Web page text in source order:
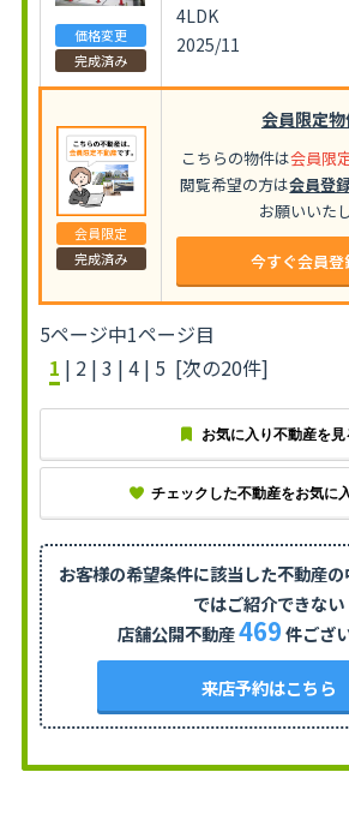
価格変更
完成済み
4LDK
2025/11
会員限定
完成済み
会員限定
こちらの物件は会員限
閲覧希望の方は会員登
お願いいた
今すぐ会員登
5ページ中1ページ目
1 | 2 | 3 | 4| 5 [次の20件]
お気に入り不動産を見
チェックした不動産をお気に
お客様の希望条件に該当した不動産の
ではご紹介できない
店舗公開不動産469件ござ
来店予約はこちら